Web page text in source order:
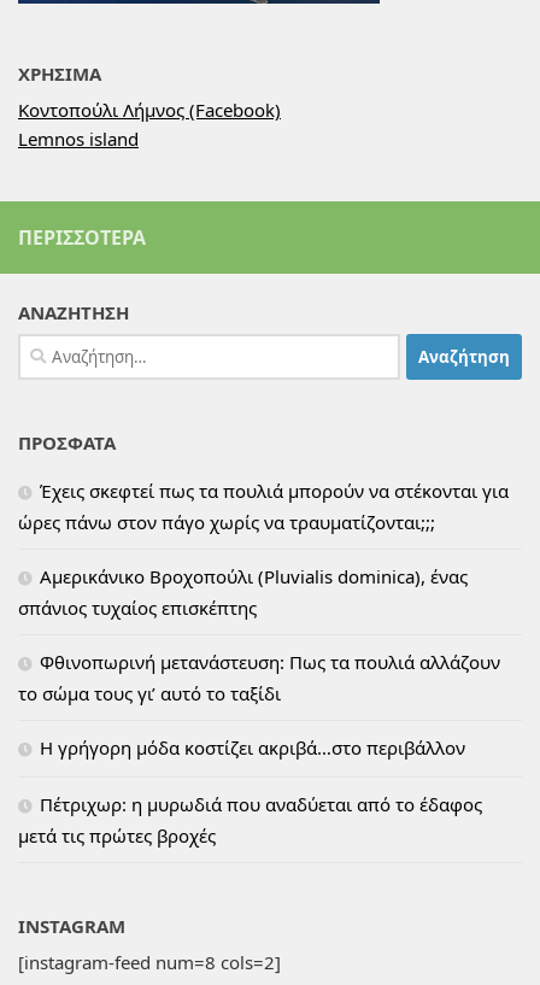
ΧΡΗΣΙΜΑ
Κοντοπούλι Λήμνος (Facebook)
Lemnos island
ΠΕΡΙΣΣΌΤΕΡΑ
ΑΝΑΖΗΤΗΣΗ
Αναζήτηση
για:
ΠΡΟΣΦΑΤΑ
Έχεις σκεφτεί πως τα πουλιά μπορούν να στέκονται για
ώρες πάνω στον πάγο χωρίς να τραυματίζονται;;;
Αμερικάνικο Βροχοπούλι (Pluvialis dominica), ένας
σπάνιος τυχαίος επισκέπτης
Φθινοπωρινή μετανάστευση: Πως τα πουλιά αλλάζουν
το σώμα τους γι’ αυτό το ταξίδι
H γρήγορη μόδα κοστίζει ακριβά…στο περιβάλλον
Πέτριχωρ: η μυρωδιά που αναδύεται από το έδαφος
μετά τις πρώτες βροχές
INSTAGRAM
[instagram-feed num=8 cols=2]